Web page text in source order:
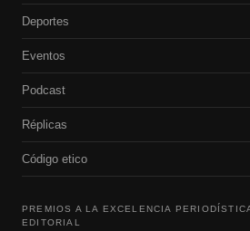
Deportes
Eventos
Podcast
Réplicas
Código etico
PREMIOS A LA EXCELENCIA
EDITORIAL